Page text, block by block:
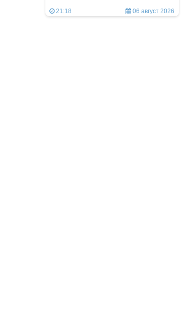
21:18 06 август 2026